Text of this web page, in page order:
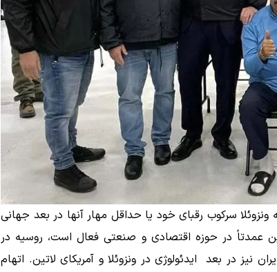
ونزوئلا سرکوب رقبای خود یا حداقل مهار آنها در بعد جهانی
عمدتاً در حوزه اقتصادی و صنعتی فعال است، روسیه در
نیز در بعد ایدئولوژی در ونزوئلا و آمریکای لاتین. اتهام